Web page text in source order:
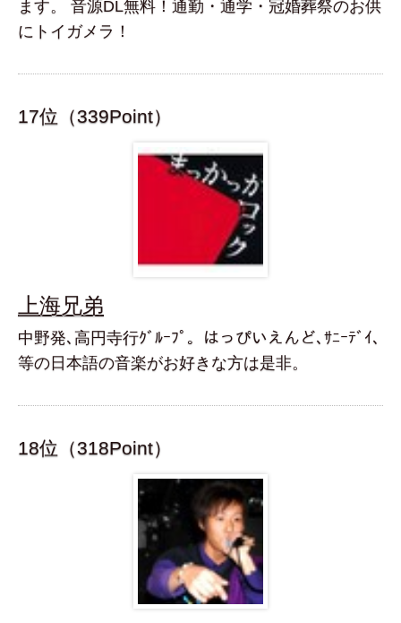
ます。 音源DL無料！通勤・通学・冠婚葬祭のお供
にトイガメラ！
17位（339Point）
上海兄弟
中野発､高円寺行ｸﾞﾙｰﾌﾟ。はっぴいえんど､ｻﾆｰﾃﾞｲ､
等の日本語の音楽がお好きな方は是非。
18位（318Point）